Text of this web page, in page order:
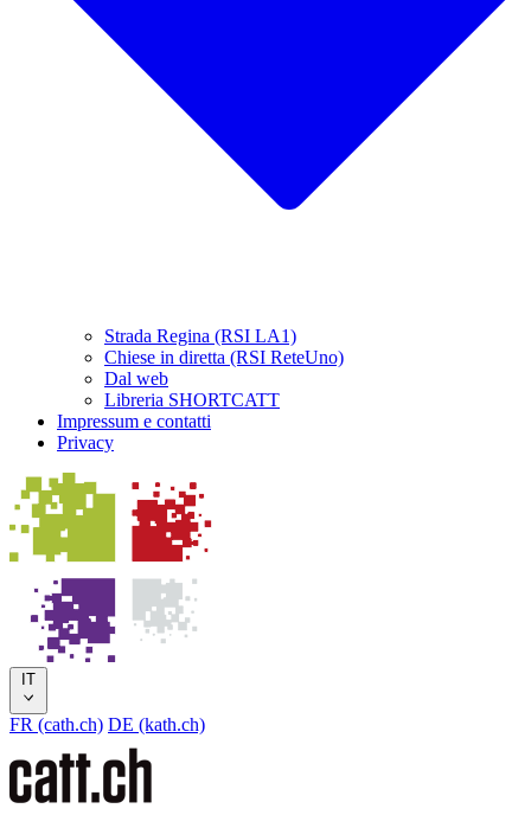
Strada Regina (RSI LA1)
Chiese in diretta (RSI ReteUno)
Dal web
Libreria SHORTCATT
Impressum e contatti
Privacy
IT
FR (cath.ch) DE (kath.ch)